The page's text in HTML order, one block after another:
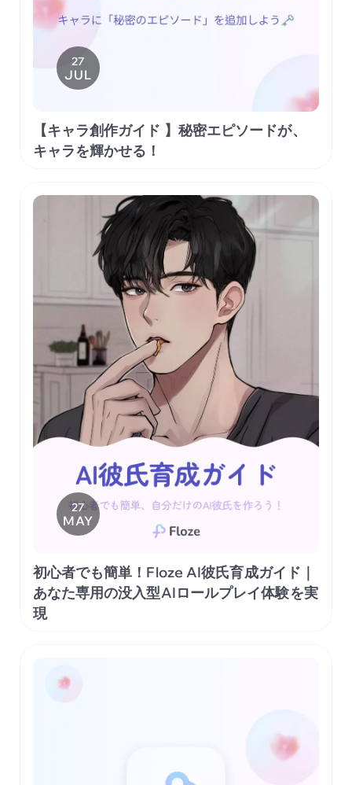
27
JUL
【キャラ創作ガイド 】秘密エピソードが、
キャラを輝かせる！
27
MAY
初心者でも簡単！Floze AI彼氏育成ガイド｜
あなた専用の没入型AIロールプレイ体験を実
現